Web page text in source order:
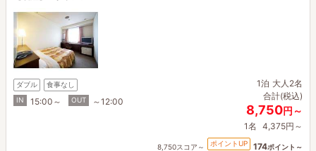
ダブル
食事なし
IN
15:00～ OUT ～12:00
1泊 大人2名
合計(税込)
8,750円～
1名 4,375円～
8,750スコア～ ポイントUP 174ポイント～